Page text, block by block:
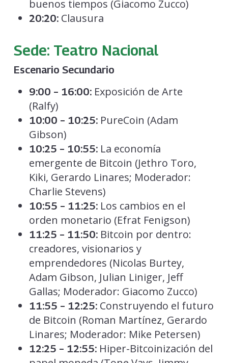
buenos tiempos (Giacomo Zucco)
20:20:Clausura
Sede: Teatro Nacional
Escenario Secundario
9:00 – 16:00:Exposición de Arte
(Ralfy)
10:00 – 10:25:PureCoin (Adam
Gibson)
10:25 – 10:55:La economía
emergente de Bitcoin (Jethro Toro,
Kiki, Gerardo Linares; Moderador:
Charlie Stevens)
10:55 – 11:25:Los cambios en el
orden monetario (Efrat Fenigson)
11:25 – 11:50:Bitcoin por dentro:
creadores, visionarios y
emprendedores (Nicolas Burtey,
Adam Gibson, Julian Liniger, Jeff
Gallas; Moderador: Giacomo Zucco)
11:55 – 12:25:Construyendo el futuro
de Bitcoin (Roman Martínez, Gerardo
Linares; Moderador: Mike Petersen)
12:25 – 12:55:Hiper-Bitcoinización del